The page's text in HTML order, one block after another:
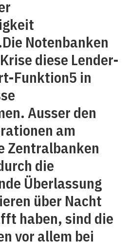
Notenbanken
diese Lender-
Funktion5 in
Ausser den
am
Zentralbanken
die
Überlassung
über Nacht
haben, sind die
vor allem bei